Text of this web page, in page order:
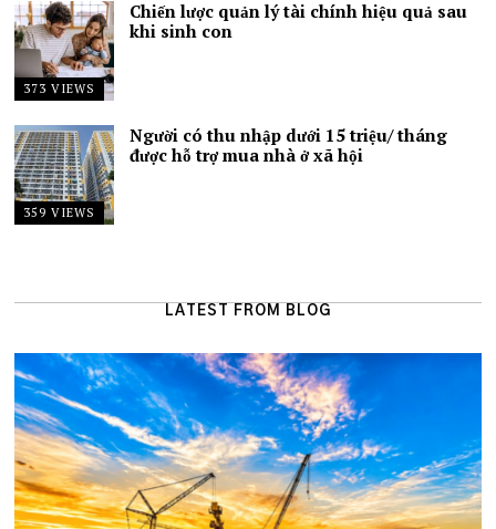
373 VIEWS
Chiến lược quản lý tài chính hiệu quả sau
khi sinh con
359 VIEWS
Người có thu nhập dưới 15 triệu/ tháng
được hỗ trợ mua nhà ở xã hội
LATEST FROM BLOG